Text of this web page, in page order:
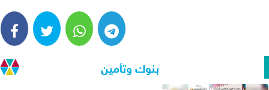
بنوك وتأمين